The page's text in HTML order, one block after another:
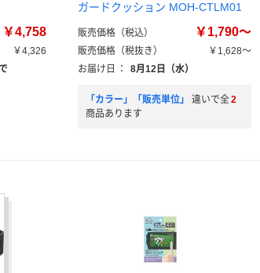
￥4,758
￥4,326
ガードクッション MOH-CTLM01
販売価格（税込） ￥1,790～
販売価格（税抜き）
￥1,628～
お届け日
： 8月12日（水）
「カラー」「販売単位」 違いで全2
商品あります